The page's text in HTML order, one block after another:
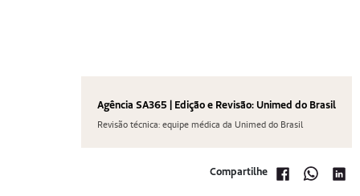
Agência SA365 | Edição e Revisão: Unimed do Brasil
Revisão técnica: equipe médica da Unimed do Brasil
Compartilhe